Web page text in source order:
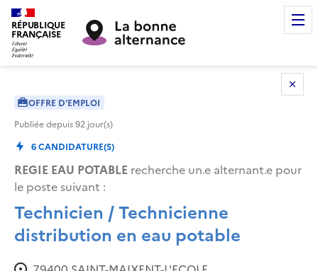
RÉPUBLIQUE
FRANÇAISE
OFFRE D'EMPLOI
Publiée depuis92 jour(s)
6CANDIDATURE(S)
REGIE EAU POTABLE recherche un.e alternant.e pour
le poste suivant :
Technicien / Technicienne
distribution en eau potable